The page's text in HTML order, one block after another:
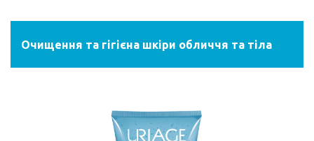
Очищення та гігієна шкіри обличчя та тіла